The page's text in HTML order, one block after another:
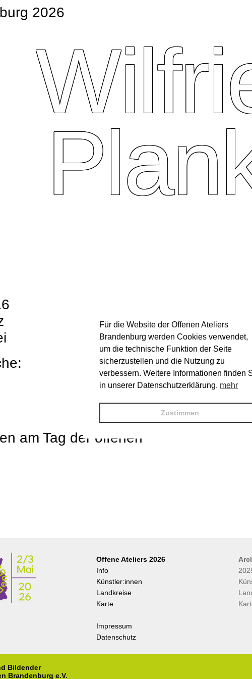
2026
am Tag der offenen
Offene Ateliers 2026
Info
Künstler:innen
Landkreise
Karte
Impressum
Datenschutz
Bildender
Brandenburg e.V.
Für die Website der Offenen Ateliers
Brandenburg werden Cookies verwendet,
um die technische Funktion der Seite
sicherzustellen und die Nutzung zu
verbessern. Weitere Informationen finden
in unserer Datenschutzerklärung. mehr
Zustimmen